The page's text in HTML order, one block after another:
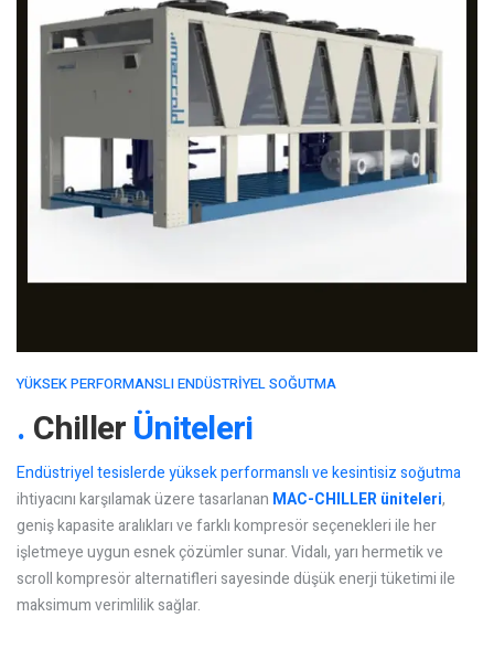
YÜKSEK PERFORMANSLI ENDÜSTRIYEL SOĞUTMA
ChillerÜniteleri
Endüstriyel tesislerde yüksek performanslı ve kesintisiz soğutma
ihtiyacını karşılamak üzere tasarlanan MAC-CHILLER üniteleri,
geniş kapasite aralıkları ve farklı kompresör seçenekleri ile her
işletmeye uygun esnek çözümler sunar. Vidalı, yarı hermetik ve
scroll kompresör alternatifleri sayesinde düşük enerji tüketimi ile
maksimum verimlilik sağlar.